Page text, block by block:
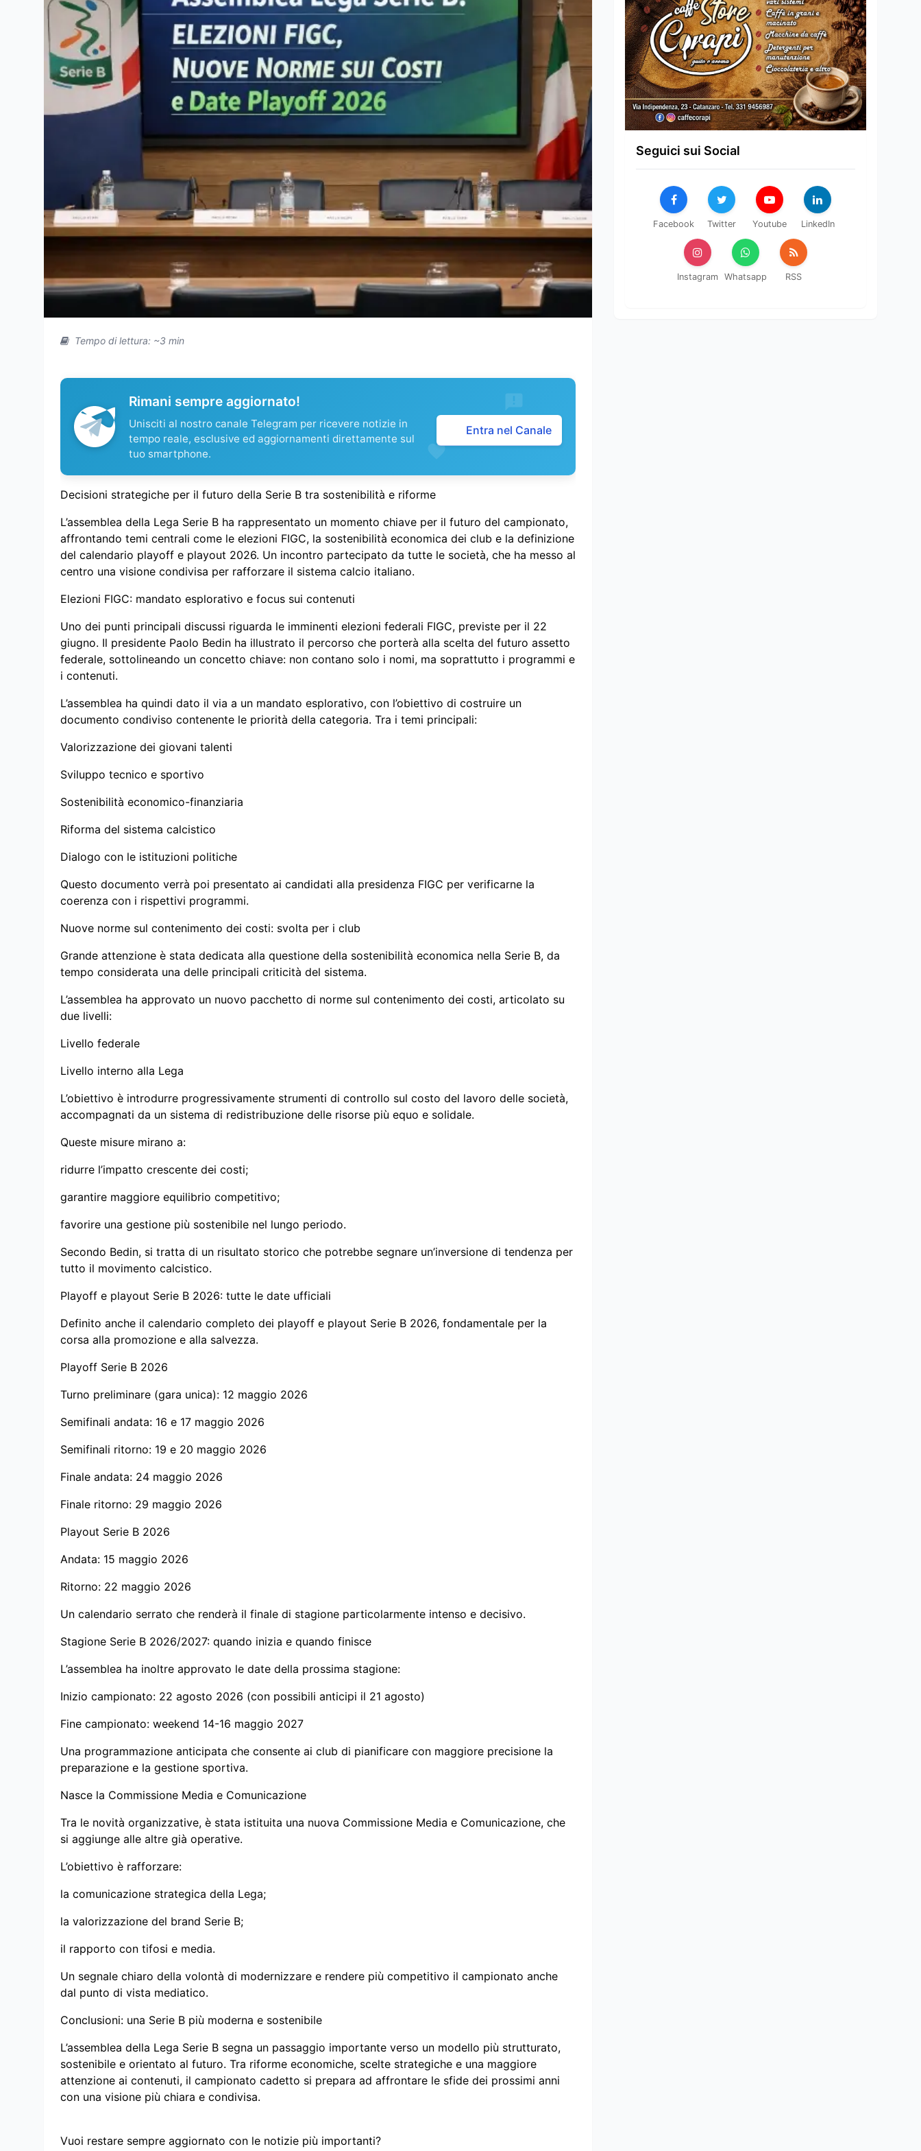
Tempo di lettura: ~3 min
Rimani sempre aggiornato!
Unisciti al nostro canale Telegram per ricevere notizie in
tempo reale, esclusive ed aggiornamenti direttamente sul
tuo smartphone.
Entra nel Canale
Decisioni strategiche per il futuro della Serie B tra sostenibilità e riforme
L’assemblea della Lega Serie B ha rappresentato un momento chiave per il futuro del campionato,
affrontando temi centrali come le elezioni FIGC, la sostenibilità economica dei club e la definizione
del calendario playoff e playout 2026. Un incontro partecipato da tutte le società, che ha messo al
centro una visione condivisa per rafforzare il sistema calcio italiano.
Elezioni FIGC: mandato esplorativo e focus sui contenuti
Uno dei punti principali discussi riguarda le imminenti elezioni federali FIGC, previste per il 22
giugno. Il presidente Paolo Bedin ha illustrato il percorso che porterà alla scelta del futuro assetto
federale, sottolineando un concetto chiave: non contano solo i nomi, ma soprattutto i programmi e
i contenuti.
L’assemblea ha quindi dato il via a un mandato esplorativo, con l’obiettivo di costruire un
documento condiviso contenente le priorità della categoria. Tra i temi principali:
Valorizzazione dei giovani talenti
Sviluppo tecnico e sportivo
Sostenibilità economico-finanziaria
Riforma del sistema calcistico
Dialogo con le istituzioni politiche
Questo documento verrà poi presentato ai candidati alla presidenza FIGC per verificarne la
coerenza con i rispettivi programmi.
Nuove norme sul contenimento dei costi: svolta per i club
Grande attenzione è stata dedicata alla questione della sostenibilità economica nella Serie B, da
tempo considerata una delle principali criticità del sistema.
L’assemblea ha approvato un nuovo pacchetto di norme sul contenimento dei costi, articolato su
due livelli:
Livello federale
Livello interno alla Lega
L’obiettivo è introdurre progressivamente strumenti di controllo sul costo del lavoro delle società,
accompagnati da un sistema di redistribuzione delle risorse più equo e solidale.
Queste misure mirano a:
ridurre l’impatto crescente dei costi;
garantire maggiore equilibrio competitivo;
favorire una gestione più sostenibile nel lungo periodo.
Secondo Bedin, si tratta di un risultato storico che potrebbe segnare un’inversione di tendenza per
tutto il movimento calcistico.
Playoff e playout Serie B 2026: tutte le date ufficiali
Definito anche il calendario completo dei playoff e playout Serie B 2026, fondamentale per la
corsa alla promozione e alla salvezza.
Playoff Serie B 2026
Turno preliminare (gara unica): 12 maggio 2026
Semifinali andata: 16 e 17 maggio 2026
Semifinali ritorno: 19 e 20 maggio 2026
Finale andata: 24 maggio 2026
Finale ritorno: 29 maggio 2026
Playout Serie B 2026
Andata: 15 maggio 2026
Ritorno: 22 maggio 2026
Un calendario serrato che renderà il finale di stagione particolarmente intenso e decisivo.
Stagione Serie B 2026/2027: quando inizia e quando finisce
L’assemblea ha inoltre approvato le date della prossima stagione:
Inizio campionato: 22 agosto 2026 (con possibili anticipi il 21 agosto)
Fine campionato: weekend 14-16 maggio 2027
Una programmazione anticipata che consente ai club di pianificare con maggiore precisione la
preparazione e la gestione sportiva.
Nasce la Commissione Media e Comunicazione
Tra le novità organizzative, è stata istituita una nuova Commissione Media e Comunicazione, che
si aggiunge alle altre già operative.
L’obiettivo è rafforzare:
la comunicazione strategica della Lega;
la valorizzazione del brand Serie B;
il rapporto con tifosi e media.
Un segnale chiaro della volontà di modernizzare e rendere più competitivo il campionato anche
dal punto di vista mediatico.
Conclusioni: una Serie B più moderna e sostenibile
L’assemblea della Lega Serie B segna un passaggio importante verso un modello più strutturato,
sostenibile e orientato al futuro. Tra riforme economiche, scelte strategiche e una maggiore
attenzione ai contenuti, il campionato cadetto si prepara ad affrontare le sfide dei prossimi anni
con una visione più chiara e condivisa.
Vuoi restare sempre aggiornato con le notizie più importanti?
Seguici sui Social
Facebook Twitter Youtube LinkedIn
Instagram Whatsapp RSS